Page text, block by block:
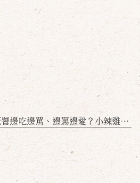
邊罵、邊罵邊愛？小辣雞揭密！」